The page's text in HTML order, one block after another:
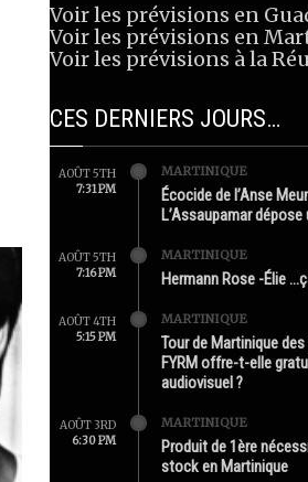
Voir les prévisions en
Voir les prévisions en
Voir les prévisions à la
CES DERNIERS JOURS…
AOÛT 5TH
7:31 PM
MARTINIQUE
Écocide de l’Anse
L’Assaupamar
AOÛT 5TH
7:16 PM
MARTINIQUE
Hermann Rose -Élie
AOÛT 4TH
5:15 PM
MARTINIQUE
Tour de Martinique
FYRM offre-t-elle
audiovisuel ?
AOÛT 3RD
6:30 PM
MARTINIQUE
Produit de 1ère
stock en Martinique